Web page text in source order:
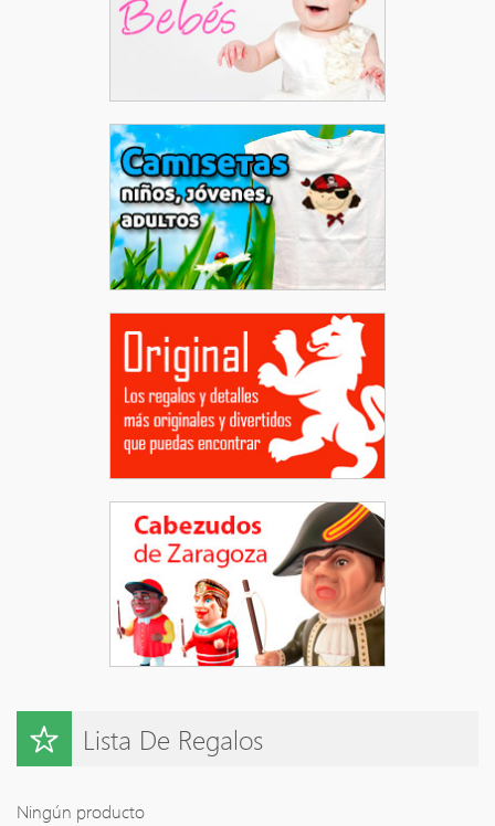
Lista De Regalos
Ningún producto